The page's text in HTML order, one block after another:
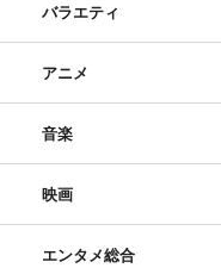
バラエティ
アニメ
音楽
映画
エンタメ総合